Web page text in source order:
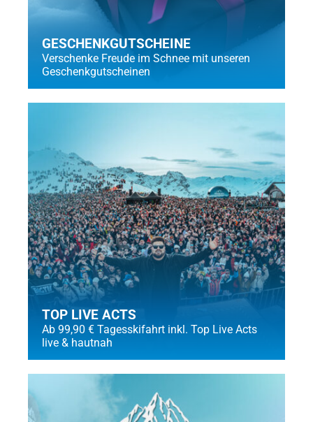
GESCHENKGUTSCHEINE
Verschenke Freude im Schnee mit unseren
Geschenkgutscheinen
TOP LIVE ACTS
Ab 99,90 € Tagesskifahrt inkl. Top Live Acts
live & hautnah